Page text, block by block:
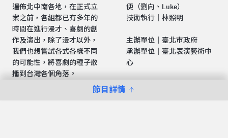
節目詳情
遍佈北中南各地，在正式立
案之前，各組都已有多年的
時間在進行漫才、喜劇的創
作及演出，除了漫才以外，
我們也想嘗試各式各樣不同
的可能性，將喜劇的種子散
播到台灣各個角落。
便（劉向、Luke）
技術執行｜林照明
主辦單位｜臺北市政府
承辦單位｜臺北表演藝術中
心